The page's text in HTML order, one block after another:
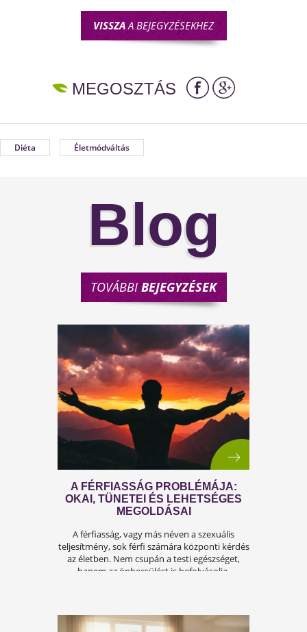
VISSZAA BEJEGYZÉSEKHEZ
MEGOSZTÁS
Diéta Életmódváltás
Blog
TOVÁBBIBEJEGYZÉSEK